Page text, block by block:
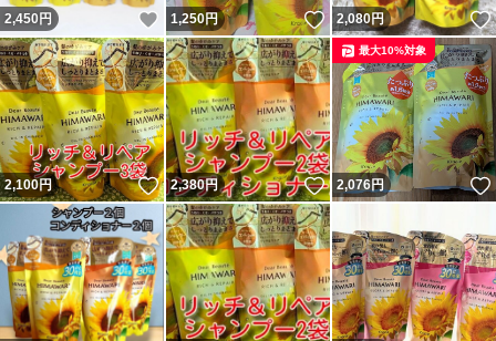
2,450 円 いいね！
1,250円 いいね！
2,080円
2,100円 いいね！
2,380円 いいね！
2,076円
最大10%対象